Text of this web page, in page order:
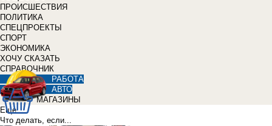
ПРОИСШЕСТВИЯ
ПОЛИТИКА
СПЕЦПРОЕКТЫ
СПОРТ
ЭКОНОМИКА
ХОЧУ СКАЗАТЬ
СПРАВОЧНИК
РАБОТА
АВТО
МАГАЗИНЫ
Еще
Что делать, если...